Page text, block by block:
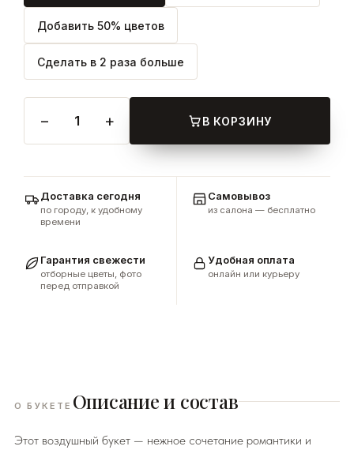
Добавить 50% цветов
Сделать в 2 раза больше
− 1 + В КОРЗИНУ
Доставка сегодня
по городу, к удобному
времени
Самовывоз
из салона — бесплатно
Гарантия свежести
отборные цветы, фото
перед отправкой
Удобная оплата
онлайн или курьеру
О БУКЕТЕ Описание и состав
Этот воздушный букет — нежное сочетание романтики и